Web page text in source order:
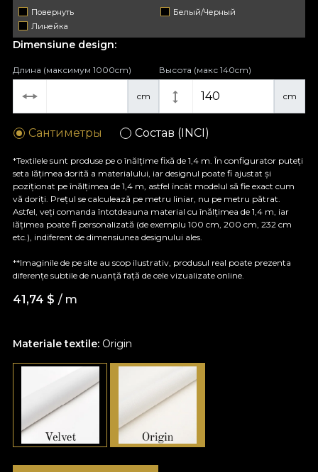
Повернуть
Белый/Черный
Линейка
Materiale textile: Origin
Dimensiune design:
cm
Длина (максимум 1000cm)
cm
Высота (макс 140cm)
Сантиметры Состав (INCI)
*Textilele sunt produse pe o înălțime fixă de 1,4 m. În configurator puteți
seta lățimea dorită a materialului, iar designul poate fi ajustat și
poziționat pe înălțimea de 1,4 m, astfel încât modelul să fie exact cum
vă doriți. Prețul se calculează pe metru liniar, nu pe metru pătrat.
Astfel, veți comanda întotdeauna material cu înălțimea de 1,4 m, iar
lățimea poate fi personalizată (de exemplu 100 cm, 200 cm, 232 cm
etc.), indiferent de dimensiunea designului ales.
**Imaginile de pe site au scop ilustrativ, produsul real poate prezenta
diferențe subtile de nuanță față de cele vizualizate online.
41,74 $ / m